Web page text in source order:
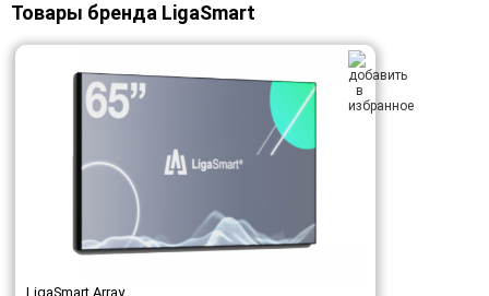
Товары бренда LigaSmart
LigaSmart Array